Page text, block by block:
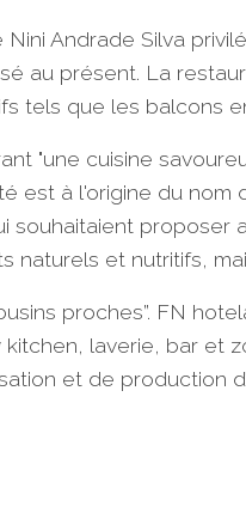
Andrade Silva
au présent. La
tels que les balcons
"une cuisine
à l'origine du nom
souhaitaient
et nutritifs,
proches”. FN
laverie, bar et
et de production